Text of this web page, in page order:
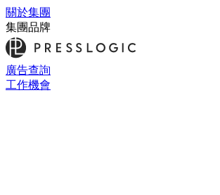
關於集團
集團品牌
廣告查詢
工作機會